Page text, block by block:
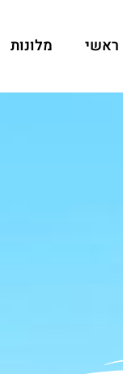
ראשי מלונות